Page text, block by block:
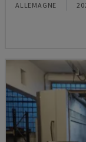
ALLEMAGNE